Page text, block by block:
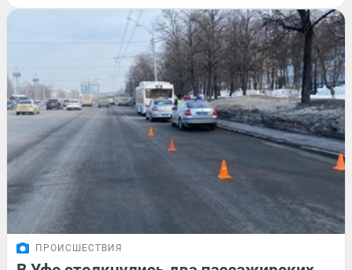
ПРОИСШЕСТВИЯ